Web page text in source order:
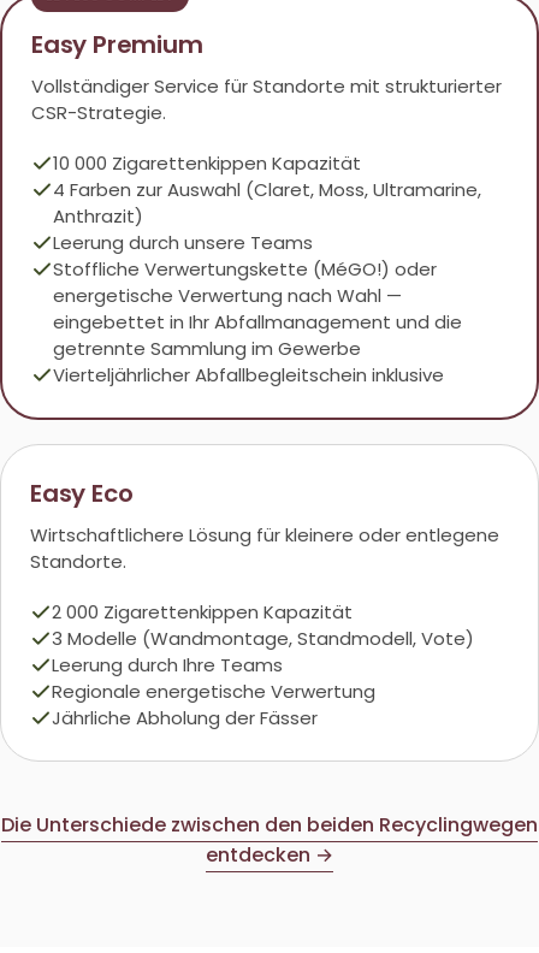
Easy Premium
Vollständiger Service für Standorte mit strukturierter
CSR-Strategie.
10 000 Zigarettenkippen Kapazität
4 Farben zur Auswahl (Claret, Moss, Ultramarine,
Anthrazit)
Leerung durch unsere Teams
Stoffliche Verwertungskette (MéGO!) oder
energetische Verwertung nach Wahl —
eingebettet in IhrAbfallmanagement und die
getrennte Sammlung im Gewerbe
Vierteljährlicher Abfallbegleitschein inklusive
Easy Eco
Wirtschaftlichere Lösung für kleinere oder entlegene
Standorte.
2 000 Zigarettenkippen Kapazität
3 Modelle (Wandmontage, Standmodell, Vote)
Leerung durch Ihre Teams
Regionale energetische Verwertung
Jährliche Abholung der Fässer
Die Unterschiede zwischen den beiden Recyclingwegen
entdecken →